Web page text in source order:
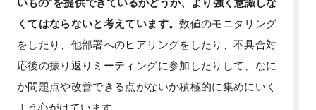
くてはならないと考えています。数値のモニタリング
をしたり、他部署へのヒアリングをしたり、不具合対
応後の振り返りミーティングに参加したりして、なに
か問題点や改善できる点がないか積極的に集めにいく